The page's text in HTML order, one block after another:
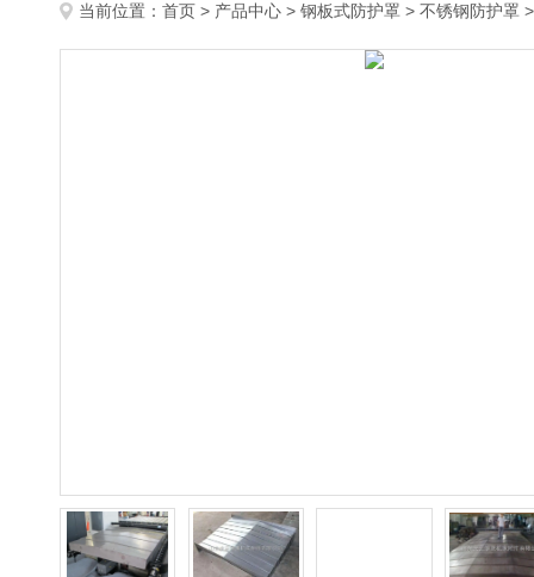
当前位置： 首页 > 产品中心 > 钢板式防护罩 > 不锈钢防护罩